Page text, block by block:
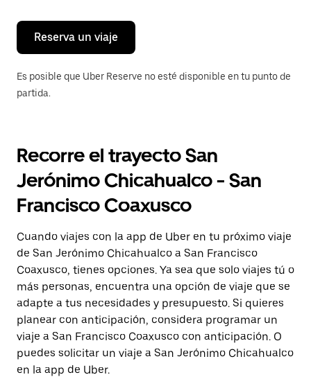
Reserva un viaje
Es posible que Uber Reserve no esté disponible en tu punto de
partida.
Recorre el trayecto San
Jerónimo Chicahualco - San
Francisco Coaxusco
Cuando viajes con la app de Uber en tu próximo viaje
de San Jerónimo Chicahualco a San Francisco
Coaxusco, tienes opciones. Ya sea que solo viajes tú o
más personas, encuentra una opción de viaje que se
adapte a tus necesidades y presupuesto. Si quieres
planear con anticipación, considera programar un
viaje a San Francisco Coaxusco con anticipación. O
puedes solicitar un viaje a San Jerónimo Chicahualco
en la app de Uber.